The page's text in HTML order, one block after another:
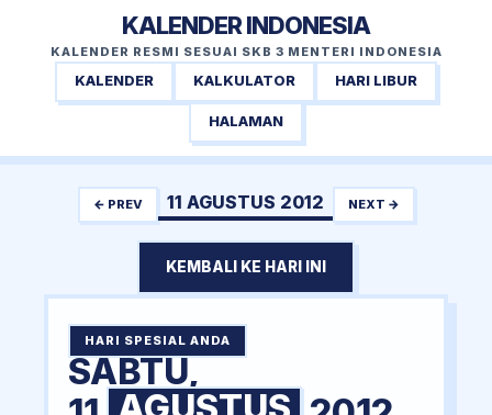
KALENDER INDONESIA
KALENDER RESMI SESUAI SKB 3 MENTERI INDONESIA
KALENDER KALKULATOR HARI LIBUR
HALAMAN
← PREV 11 AGUSTUS 2012 NEXT →
KEMBALI KE HARI INI
HARI SPESIAL ANDA
SABTU,